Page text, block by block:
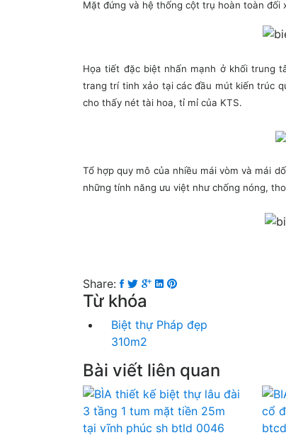
Mặt đứng và hệ thống cột trụ hoàn toàn đối
Họa tiết đặc biệt nhấn mạnh ở khối trung
trang trí tinh xảo tại các đầu mút kiến trúc
cho thấy nét tài hoa, tỉ mỉ của KTS.
Tổ hợp quy mô của nhiều mái vòm và mái
những tính năng ưu việt như chống nóng,
Share:
Từ khóa
Biệt thự Pháp đẹp
310m2
Bài viết liên quan